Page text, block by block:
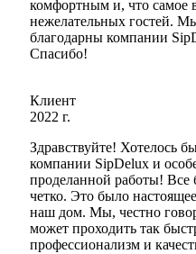
комфортным и, что
нежелательных гостей.
благодарны компании
Спасибо!
Клиент
2022 г.
Здравствуйте! Хотелось
компании SipDelux и
проделанной работы! Все
четко. Это было
наш дом. Мы, честно
может проходить так
профессионализм и